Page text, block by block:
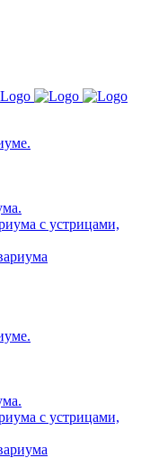
с устрицами,
с устрицами,